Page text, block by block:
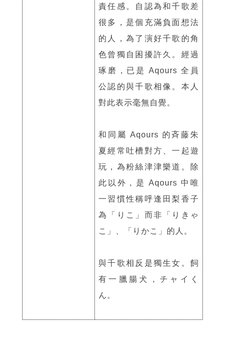
責任感。自認為和千歌差
很多，是個充滿負面想法
的人，為了演好千歌的角
色曾獨自困擾許久。經過
琢磨，已是 Aqours 全員
公認的與千歌相像。本人
對此表示毫無自覺。
和同屬 Aqours 的斉藤朱
夏經常吐槽對方、一起遊
玩，為粉絲津津樂道。除
此以外，是 Aqours 中唯
一習慣性稱呼逢田梨香子
為「りこ」而非「りきゃ
こ」、「りかこ」的人。
與千歌相反是獨生女。飼
有一臘腸犬，チャイく
ん。